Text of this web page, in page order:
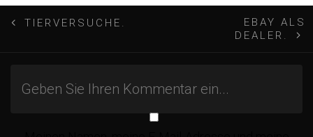
B
TIERVERSUCHE.
EBAY ALS
DEALER.